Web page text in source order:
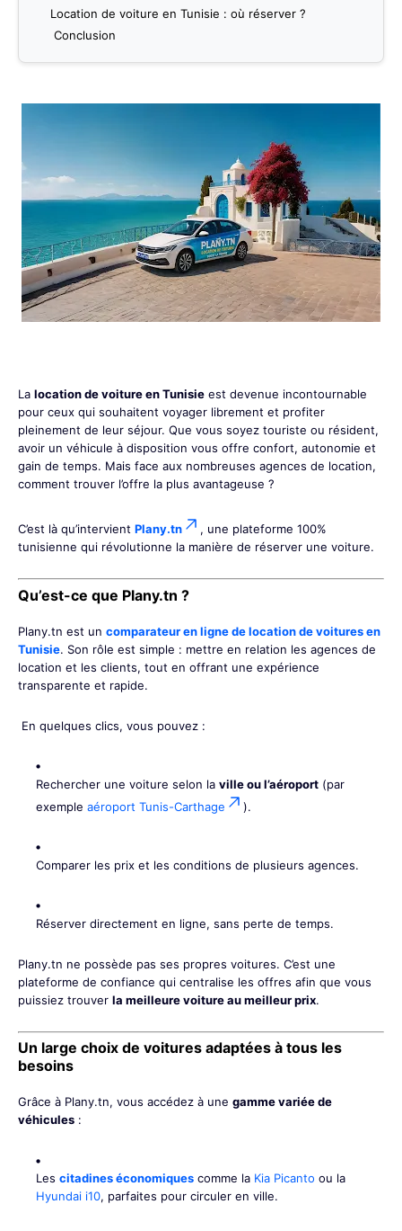
Location de voiture en Tunisie : où réserver ?
Conclusion
La location de voiture en Tunisie est devenue incontournable
pour ceux qui souhaitent voyager librement et profiter
pleinement de leur séjour. Que vous soyez touriste ou résident,
avoir un véhicule à disposition vous offre confort, autonomie et
gain de temps. Mais face aux nombreuses agences de location,
comment trouver l’offre la plus avantageuse ?
C’est là qu’intervient Plany.tn
, une plateforme 100%
tunisienne qui révolutionne la manière de réserver une voiture.
Qu’est-ce que Plany.tn ?
Plany.tn est un comparateur en ligne de location de voitures en
Tunisie. Son rôle est simple : mettre en relation les agences de
location et les clients, tout en offrant une expérience
transparente et rapide.
En quelques clics, vous pouvez :
Rechercher une voiture selon la ville ou l’aéroport (par
exemple aéroport Tunis-Carthage ).
Comparer les prix et les conditions de plusieurs agences.
Réserver directement en ligne, sans perte de temps.
Plany.tn ne possède pas ses propres voitures. C’est une
plateforme de confiance qui centralise les offres afin que vous
puissiez trouver la meilleure voiture au meilleur prix.
Un large choix de voitures adaptées à tous les
besoins
Grâce à Plany.tn, vous accédez à une gamme variée de
véhicules :
Les citadines économiques comme la Kia Picanto ou la
Hyundai i10, parfaites pour circuler en ville.